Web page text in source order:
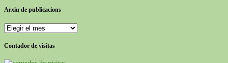
Arxiu de publicacions
Contador de visitas